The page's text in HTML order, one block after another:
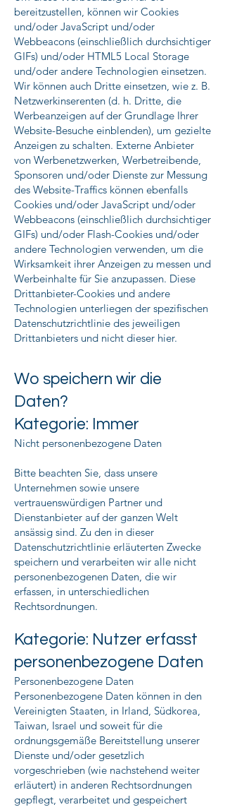
bereitzustellen, können wir Cookies
und/oder JavaScript und/oder
Webbeacons (einschließlich durchsichtiger
GIFs) und/oder HTML5 Local Storage
und/oder andere Technologien einsetzen.
Wir können auch Dritte einsetzen, wie z. B.
Netzwerkinserenten (d. h. Dritte, die
Werbeanzeigen auf der Grundlage Ihrer
Website-Besuche einblenden), um gezielte
Anzeigen zu schalten. Externe Anbieter
von Werbenetzwerken, Werbetreibende,
Sponsoren und/oder Dienste zur Messung
des Website-Traffics können ebenfalls
Cookies und/oder JavaScript und/oder
Webbeacons (einschließlich durchsichtiger
GIFs) und/oder Flash-Cookies und/oder
andere Technologien verwenden, um die
Wirksamkeit ihrer Anzeigen zu messen und
Werbeinhalte für Sie anzupassen. Diese
Drittanbieter-Cookies und andere
Technologien unterliegen der spezifischen
Datenschutzrichtlinie des jeweiligen
Drittanbieters und nicht dieser hier.
Wo speichern wir die
Daten?
Kategorie: Immer
Nicht personenbezogene Daten
Bitte beachten Sie, dass unsere
Unternehmen sowie unsere
vertrauenswürdigen Partner und
Dienstanbieter auf der ganzen Welt
ansässig sind. Zu den in dieser
Datenschutzrichtlinie erläuterten Zwecke
speichern und verarbeiten wir alle nicht
personenbezogenen Daten, die wir
erfassen, in unterschiedlichen
Rechtsordnungen.
Kategorie: Nutzer erfasst
personenbezogene Daten
Personenbezogene Daten
Personenbezogene Daten können in den
Vereinigten Staaten, in Irland, Südkorea,
Taiwan, Israel und soweit für die
ordnungsgemäße Bereitstellung unserer
Dienste und/oder gesetzlich
vorgeschrieben (wie nachstehend weiter
erläutert) in anderen Rechtsordnungen
gepflegt, verarbeitet und gespeichert